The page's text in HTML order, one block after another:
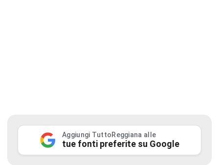
Aggiungi TuttoReggiana alle
tue fonti preferite su Google